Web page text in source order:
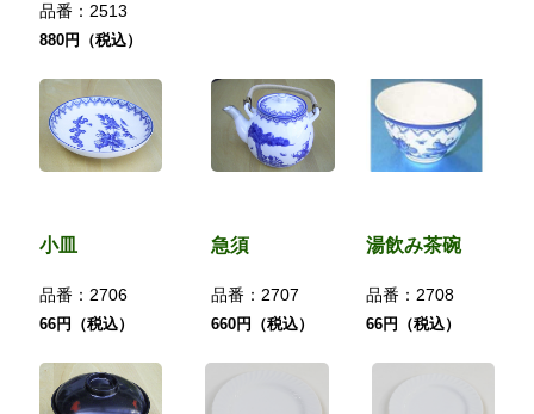
品番： 2513
880円（税込）
小皿
品番： 2706
66円（税込）
急須
品番：2707
660円（税込）
湯飲み茶碗
品番：2708
66円（税込）